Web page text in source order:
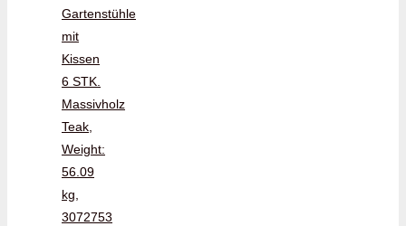
Gartenstühle
mit
Kissen
6 STK.
Massivholz
Teak,
Weight:
56.09
kg,
3072753